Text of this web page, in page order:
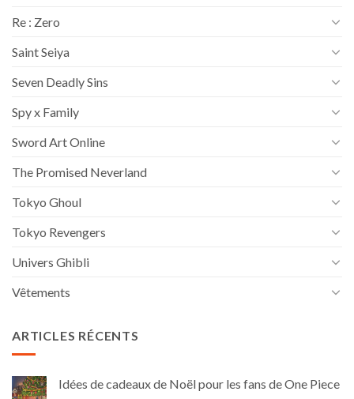
Re : Zero
Saint Seiya
Seven Deadly Sins
Spy x Family
Sword Art Online
The Promised Neverland
Tokyo Ghoul
Tokyo Revengers
Univers Ghibli
Vêtements
ARTICLES RÉCENTS
Idées de cadeaux de Noël pour les fans de One Piece